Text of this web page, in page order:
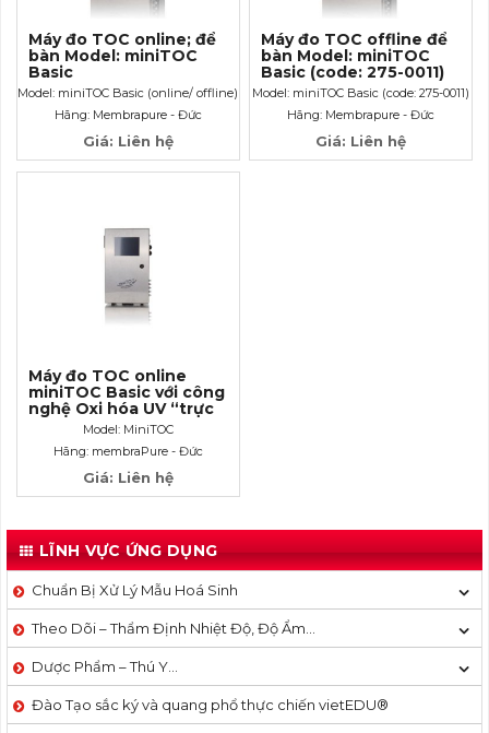
Máy đo TOC online; để
bàn Model: miniTOC
Basic
Model: miniTOC Basic (online/ offline)
Hãng: Membrapure - Đức
Giá: Liên hệ
Máy đo TOC offline để
bàn Model: miniTOC
Basic (code: 275-0011)
Model: miniTOC Basic (code: 275-0011)
Hãng: Membrapure - Đức
Giá: Liên hệ
Máy đo TOC online
miniTOC Basic với công
nghệ Oxi hóa UV “trực
tiếp bề mặt”
Model: MiniTOC
Hãng: membraPure - Đức
Giá: Liên hệ
LĨNH VỰC ỨNG DỤNG
Chuẩn Bị Xử Lý Mẫu Hoá Sinh
Theo Dõi – Thẩm Định Nhiệt Độ, Độ Ẩm…
Dược Phẩm – Thú Y…
Đào Tạo sắc ký và quang phổ thực chiến vietEDU®